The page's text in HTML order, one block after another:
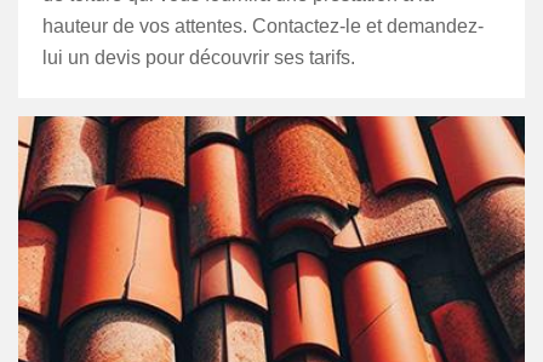
hauteur de vos attentes. Contactez-le et demandez-
lui un devis pour découvrir ses tarifs.